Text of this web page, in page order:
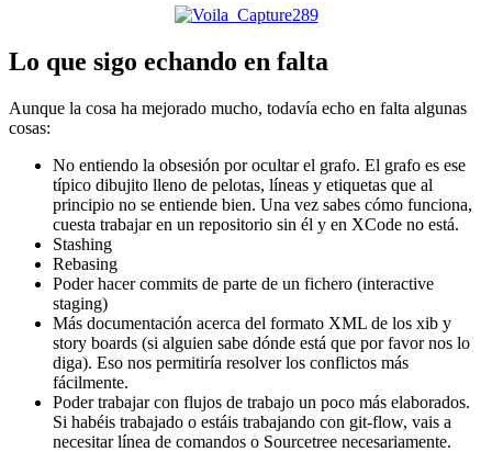
Lo que sigo echando en falta
Aunque la cosa ha mejorado mucho, todavía echo en falta algunas
cosas:
No entiendo la obsesión por ocultar el grafo. El grafo es ese
típico dibujito lleno de pelotas, líneas y etiquetas que al
principio no se entiende bien. Una vez sabes cómo funciona,
cuesta trabajar en un repositorio sin él y en XCode no está.
Stashing
Rebasing
Poder hacer commits de parte de un fichero (interactive
staging)
Más documentación acerca del formato XML de los xib y
story boards (si alguien sabe dónde está que por favor nos lo
diga). Eso nos permitiría resolver los conflictos más
fácilmente.
Poder trabajar con flujos de trabajo un poco más elaborados.
Si habéis trabajado o estáis trabajando con git-flow, vais a
necesitar línea de comandos o Sourcetree necesariamente.